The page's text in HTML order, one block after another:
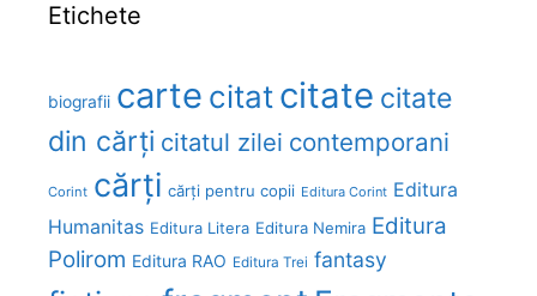
Etichete
biografii carte citatcitate citate
din cărți citatul zilei contemporani
Corint cărți cărți pentru copii Editura Corint Editura
Humanitas Editura Litera Editura Nemira Editura
Polirom Editura RAO Editura Trei fantasy